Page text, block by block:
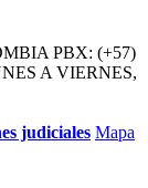
PBX: (+57)
A VIERNES,
judiciales Mapa